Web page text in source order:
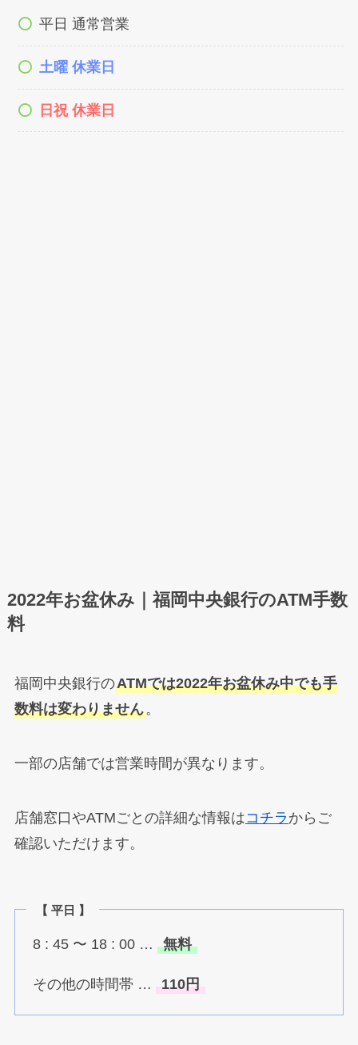
平日 通常営業
土曜 休業日
日祝 休業日
2022年お盆休み｜福岡中央銀行のATM手数
料
福岡中央銀行のATMでは2022年お盆休み中でも手
数料は変わりません。
一部の店舗では営業時間が異なります。
店舗窓口やATMごとの詳細な情報はコチラ からご
確認いただけます。
【 平日 】
8 : 45 〜 18 : 00 …無料
その他の時間帯 … 110円